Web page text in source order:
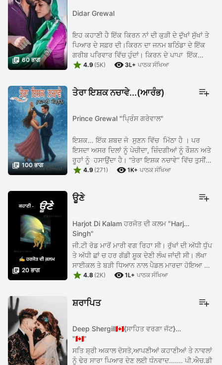
 60 ਭਾਗ
Didar Grewal
ਇਹ ਕਹਾਣੀ ਹੈ ਇੱਕ ਕਿਰਨ ਨਾਂ ਦੀ ਕੁੜੀ ਦੇ ਦੁੱਖਾਂ ਸੁੱਖਾਂ ਤੇ
ਪਿਆਰ ਦੇ ਸਫ਼ਰ ਦੀ।ਕਿਰਨ ਦਾ ਜਨਮ ਬਠਿੰਡਾ ਦੇ ਇੱਕ
ਗਰੀਬ ਪਰਿਵਾਰ ਵਿੱਚ ਹੁੰਦਾਂ। ਕਿਰਨ ਦੇ ਪਾਪਾ ਇੱਕ
ਪ੍ਰਾਈਵੇਟ ਡਾਕਟਰ ਹੁੰਦੇ ਹਨ।ਤੇ ਓਹਨਾਂ ਨੂੰ ਲਿਖਣ ਦਾ ਵੀ
 4.9 (5K)  3L+ ਪਾਠਕ ਸੰਖਿਆ
 100 ਭਾਗ
ਤੇਰਾ ਇਸ਼ਕ ਨਚਾਵੇ...(ਆਰੰਭ)
Prince Grewal "ਪ੍ਰਿੰਸ ਗਰੇਵਾਲ"
ਇਸ਼ਕ… ਇੱਕ ਸ਼ਬਦ ਜੋ ਸੁਣਨ ਵਿੱਚ ਮਿੱਠਾ ਹੈ । ਪਰ
ਇਸਦਾ ਅਸਰ ਦਿਲਾਂ ਨੂੰ ਪੇਚੀਦਾ, ਜ਼ਿੰਦਗੀਆਂ ਨੂੰ ਰੌਸ਼ਨ ਅਤੇ
ਰੂਹਾਂ ਨੂੰ ਹਸਾਉਂਦਾ ਹੈ। “ਤੇਰਾ ਇਸ਼ਕ ਨਚਾਵੇ” ਵਿੱਚ ਤੁਸੀਂ
ਪਾਓਗੇ ਪਿਆਰ ਦੇ ਉਹ ਰੰਗ ਜੋ ਹਰੇਕ ਦਿਲ ਵਿੱਚ ਵੱਸਦੇ ...
 4.9 (271)  1K+ ਪਾਠਕ ਸੰਖਿਆ
 20 ਭਾਗ
ਊਣੇ
Harjot Di Kalam ਹਰਜੋਤ ਦੀ ਕਲਮ "Harjot
Singh"
ਜੀ.ਟੀ ਰੋਡ ਮਾਰੋਂ ਮਾਰੀ ਵਗ ਰਿਹਾ ਸੀ। ਰੁੱਖਾਂ ਦੀ ਅੱਧੀ ਧੁੱਪ
ਤੇ ਅੱਧੀ ਛਾਂ ਚ ਹਰ ਗੱਡੀ ਸ਼ੂਕ ਦੇਣੀ ਲੰਘ ਜਾਂਦੀ ਸੀ। ਲੱਖਾ
ਸਾਈਕਲ ਤੇ ਬੜੀ ਧਿਆਨ ਨਾਲ ਪੈਡਲ ਮਾਰਦਾ ਹੋਇਆ ਆ
ਰਿਹਾ ਸੀ ਮਤੇ ਚੈਨ ਨਾ ਉੱਤ ਜਾਏ। ਰਫ਼ਤਾਰ ਚ ਜ਼ਰਾ ਜਿੰਨੀ
 4.8 (2K)  1L+ ਪਾਠਕ ਸੰਖਿਆ
ਸ਼ਰਾਪਿਤ
Deep Shergill🇨🇦{ਸਾਹਿਤ ਵਰਗਾ ਜੱਟ}
"🇨🇦"
ਸਤਿ ਸ਼੍ਰੀ ਅਕਾਲ ਦੋਸਤੋ,ਆਪਣੀਆਂ ਕਹਾਣੀਆਂ ਤੇ ਨਾਵਲਾਂ
ਨੂੰ ਢੇਰ ਸਾਰਾ ਪਿਆਰ ਦੇਣ ਲਈ ਧੰਨਵਾਦ....... ਪੀ.ਐਚ.ਡੀ